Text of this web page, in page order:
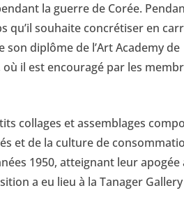
la guerre de Corée.
qu’il souhaite concrétiser en
son diplôme de l’Art Academy de
il est encouragé par les
collages et assemblages
et de la culture de
1950, atteignant leur apogée
a eu lieu à la Tanager